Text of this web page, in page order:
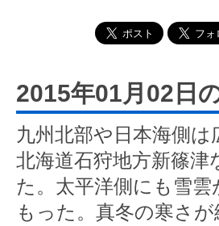
2015年01月02日
九州北部や日本海側
北海道石狩地方新篠
た。太平洋側にも雪
もった。真冬の寒さ